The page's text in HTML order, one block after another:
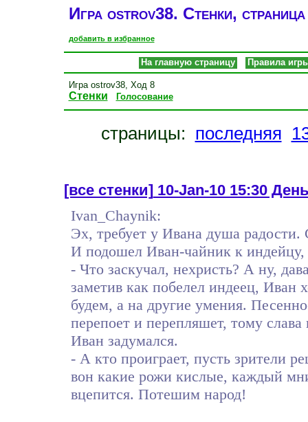
Игра ostrov38. Стенки,
добавить в избранное
На главную страницу Правила
Игра ostrov38, Ход 8
Стенки Голосование
страницы: последняя
[все стенки]10-Jan-10 15:30
Ivan_Chaynik:
Эх, требует у Ивана душа
И подошел Иван-чайник к индейцу,
- Что заскучал, нехристь? А ну,
заметив как побелел индеец, Иван
будем, а на другие умения.
перепоет и перепляшет, тому слава
Иван задумался.
- А кто проиграет, пусть зрители
вон какие рожи кислые, каждый
вцепится. Потешим народ!